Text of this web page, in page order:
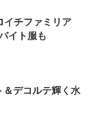
イチファミリア
イト服も
デコルテ輝く水